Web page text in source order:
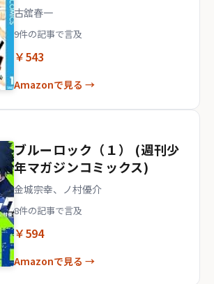
古舘春一
9件の記事で言及
￥543
Amazonで見る →
ブルーロック（１） (週刊少
年マガジンコミックス)
金城宗幸、ノ村優介
8件の記事で言及
￥594
Amazonで見る →